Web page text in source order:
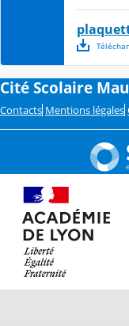
Cité Scolaire
Contacts Mentions légales